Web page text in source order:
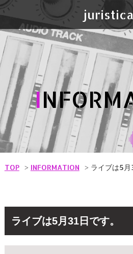
I
TOP INFORMATION ライブは5月
ライブは5月31日です。